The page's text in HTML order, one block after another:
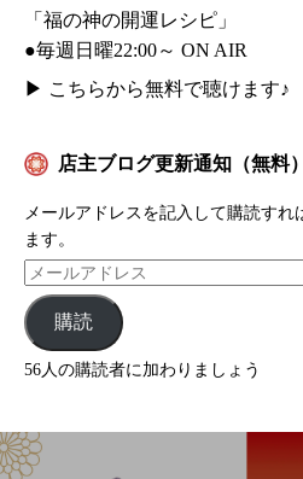
「福の神の開運レシピ」
●毎週日曜22:00～ ON AIR
▶ こちらから無料で聴けます♪
店主ブログ更新通知（無料）
メールアドレスを記入して購読すれ
ます。
購読
56人の購読者に加わりましょう